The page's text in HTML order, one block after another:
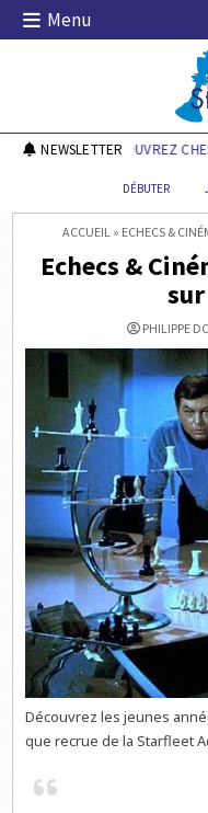
Skip
Menu
Echecs &
NEWSLETTERDÉCOUVREZ
DÉBUTER
ACCUEIL » ECHECS &
Echecs &
PHILIPPE
Découvrez les jeunes
que recrue de la Starfleet